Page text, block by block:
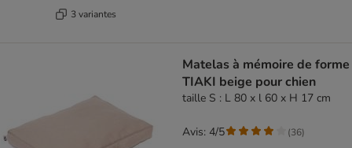
3 variantes
Matelas à mémoire de forme
TIAKI beige pour chien
taille S : L 80 x l 60 x H 17 cm
Avis: 4/5 (36)